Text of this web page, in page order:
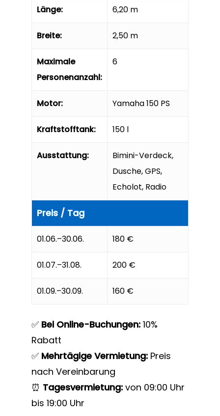
Länge: 6,20 m
Breite: 2,50 m
Maximale
Personenanzahl:
6
Motor: Yamaha 150 PS
Kraftstofftank: 150 l
Ausstattung:
Bimini-Verdeck,
Dusche, GPS,
Echolot, Radio
Preis / Tag
01.06.–30.06. 180 €
01.07.–31.08. 200 €
01.09.–30.09. 160 €
✅ Bei Online-Buchungen: 10%
Rabatt
✅ Mehrtägige Vermietung: Preis
nach Vereinbarung
⏰ Tagesvermietung: von 09:00 Uhr
bis 19:00 Uhr
Über uns
Unsere Boote
Galerie
Kontakt